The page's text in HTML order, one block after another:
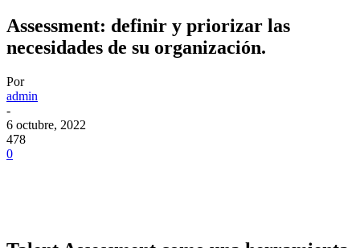
Assessment: definir y priorizar las
necesidades de su organización.
Por
admin
-
6 octubre, 2022
478
0